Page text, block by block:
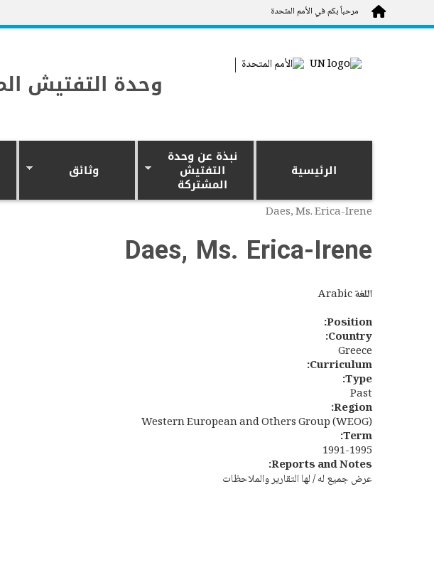
Skip to main contentمرحباً بكم في الأمم المتحدة
وحدة التفتيش
الرئيسية
نبذة عن وحدة
التفتيش
المشتركة
وثائق
Daes, Ms. Erica-Irene
Daes, Ms. Erica-Irene
اللغة
Position:
Country:
Greece
Curriculum:
Type:
Past
Region:
Western European and Others Group (WEOG)
Term:
1991-1995
Reports and Notes:
عرض جميع له / لها التقارير والملاحظات